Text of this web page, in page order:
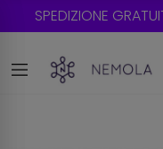
SPEDIZIONE